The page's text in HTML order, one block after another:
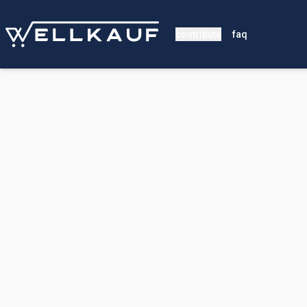
faq